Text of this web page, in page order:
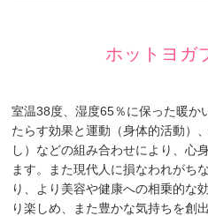
ホットヨガ
室温38度、湿度65％に保った暖か
たらす効果と運動（身体的活動）
し）などの組み合わせにより、心
ます。また現代人に損なわれがち
り、より美容や健康への相乗的な
り楽しめ、また豊かな気持ちを創